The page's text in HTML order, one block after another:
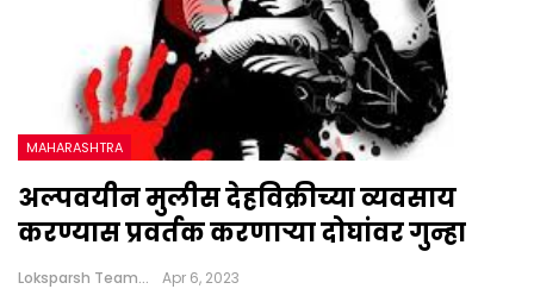
MAHARASHTRA
अल्पवयीन मुलीस देहविक्रीच्या व्यवसाय
करण्यास प्रवर्तक करणाऱ्या दोघांवर गुन्हा
Loksparsh Team Apr 6, 2023